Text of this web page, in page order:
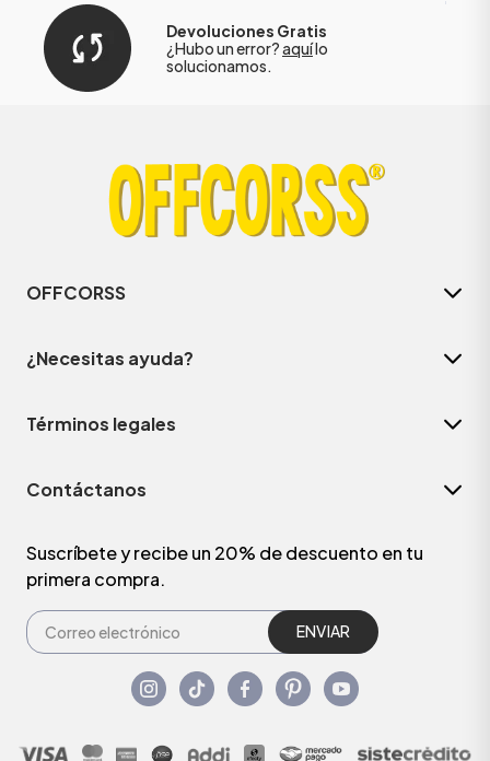
Devoluciones Gratis
¿Hubo un error?aquílo
solucionamos.
OFFCORSS
¿Necesitas ayuda?
Términos legales
Contáctanos
Suscríbete y recibe un 20% de descuento en tu
primera compra.
ENVIAR